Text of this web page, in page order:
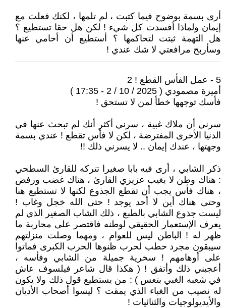
أرى بسمة بوضوح فيما كتبت ، لم تلمها ، لكنك فعلت مع
إيمان ولماذا أفسدت كل شيء ! لكن هل حقا تستطيع ؟
هل التهمة ثبتت لتحاكمها ؟ أستطيع أن أحامي عنها
وسأربح مرافعتي لا شك عندي !
5 - عمل الفأس القطع ! 2
أميرة مصمودي ( 2025 / 10 / 2 - 17:35 )
فأسك توجهها خطأ لمن لا تستحق !
سرني أن ملاك غبية ، سرني أكثر أنك لم تبحث عنها في
الدنيا الأخرى المفترضة ، لكن لا فأس تقطع ! عندي بسمة
وجهتها ، عندك إيمان .. لا يسرني ذلك !!
ذكر الشابي ، أرى فيه بابا صغيرا تتركه للقارئ السطحي
: هناك وطن لا يغيب عزيزي القارئ ، هناك غضب ورفض
، هناك فأس يجب أن تقطع الج‍ذوع لكنها لا تستطيع هنا
وحتى هناك أين لا أحد يوجد ! حتى الله خجل وغاب !
ليست جذوع الشابي بالطبع ، ذلك الشاب الصغير الذي لم
يعرف الإستعمار الحقيقي لوطنه فاقتصر على محاربة ما
ظهر له ! الباطن ليس للعوام ، ومهما وصلت منزلتهم
سيبقون مجرد حطب لحرب ظنوها الحرب الكبرى فماتوا
على أوهامهم ! سخرية جميلة من الشابي وفأسه ،
أعجبني ذلك وأتفق ! ( هكذا قال شاعر فيلسوف عاش
في شعبه الغبي بتعس ) : من يستطيع قول ذلك ولا يكون
له نصيب من الغباء الذي يمقت ؟ ليسوا أصحاب الأديان
والأيديولوجيات والثنائيات !